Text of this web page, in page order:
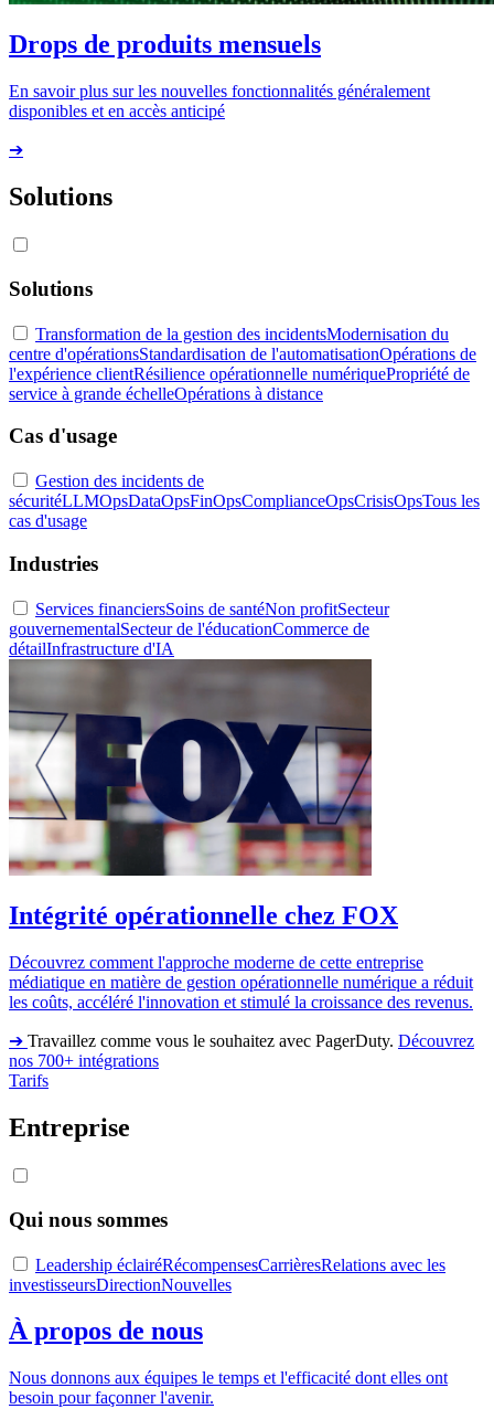
Drops de produits mensuels
En savoir plus sur les nouvelles fonctionnalités généralement
disponibles et en accès anticipé
➔
Solutions
Solutions
Transformation de la gestion des incidentsModernisation du
centre d'opérationsStandardisation de l'automatisationOpérations de
l'expérience clientRésilience opérationnelle numériquePropriété de
service à grande échelleOpérations à distance
Cas d'usage
Gestion des incidents de
sécuritéLLMOpsDataOpsFinOpsComplianceOpsCrisisOpsTous les
cas d'usage
Industries
Services financiersSoins de santéNon profitSecteur
gouvernementalSecteur de l'éducationCommerce de
détailInfrastructure d'IA
Intégrité opérationnelle chez FOX
Découvrez comment l'approche moderne de cette entreprise
médiatique en matière de gestion opérationnelle numérique a réduit
les coûts, accéléré l'innovation et stimulé la croissance des revenus.
➔ Travaillez comme vous le souhaitez avec PagerDuty. Découvrez
nos 700+ intégrations
Tarifs
Entreprise
Qui nous sommes
Leadership éclairéRécompensesCarrièresRelations avec les
investisseursDirectionNouvelles
À propos de nous
Nous donnons aux équipes le temps et l'efficacité dont elles ont
besoin pour façonner l'avenir.